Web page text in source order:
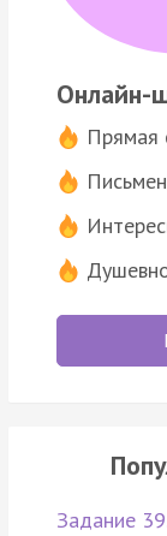
Онлайн-
Прямая
Задание